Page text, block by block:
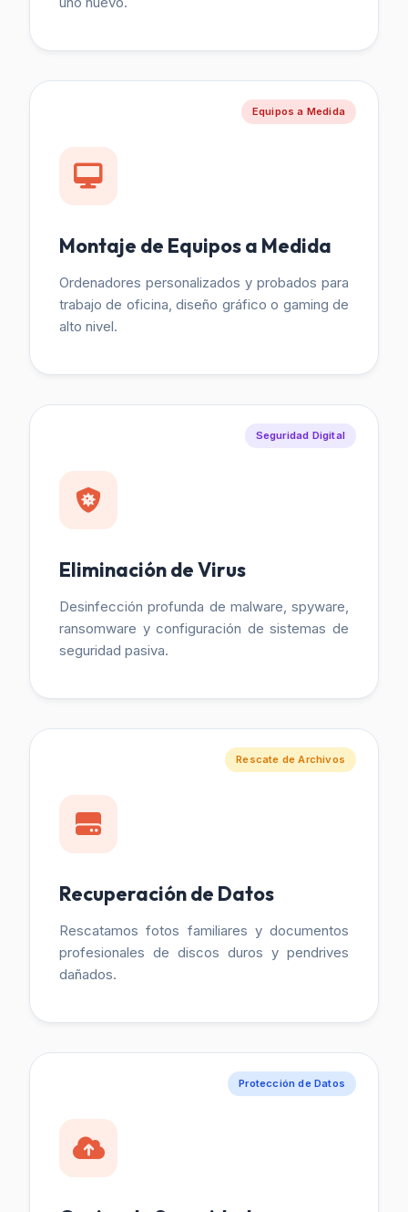
Equipos a Medida
Montaje de Equipos a Medida
Ordenadores personalizados y probados para
trabajo de oficina, diseño gráfico o gaming de
alto nivel.
Seguridad Digital
Eliminación de Virus
Desinfección profunda de malware, spyware,
ransomware y configuración de sistemas de
seguridad pasiva.
Rescate de Archivos
Recuperación de Datos
Rescatamos fotos familiares y documentos
profesionales de discos duros y pendrives
dañados.
Protección de Datos